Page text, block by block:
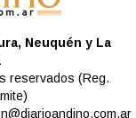
Neuquén y La
reservados (Reg.